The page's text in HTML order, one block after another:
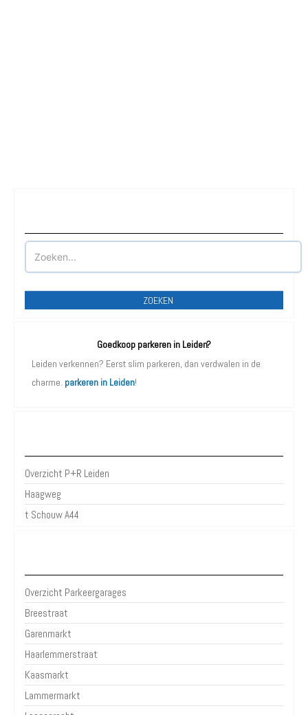
ZOEKEN
Goedkoop parkeren in Leiden?
Leiden verkennen? Eerst slim parkeren, dan verdwalen in de
charme. parkeren in Leiden!
Overzicht P+R Leiden
Haagweg
t Schouw A44
Overzicht Parkeergarages
Breestraat
Garenmarkt
Haarlemmerstraat
Kaasmarkt
Lammermarkt